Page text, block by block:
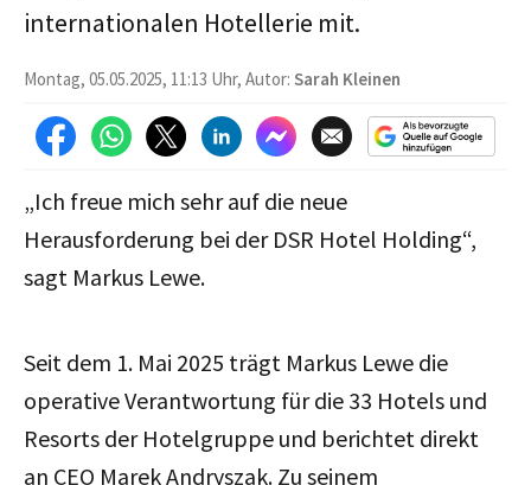
internationalen Hotellerie mit.
Montag, 05.05.2025, 11:13 Uhr, Autor: Sarah Kleinen
„Ich freue mich sehr auf die neue
Herausforderung bei der DSR Hotel Holding“,
sagt Markus Lewe.
Seit dem 1. Mai 2025 trägt Markus Lewe die
operative Verantwortung für die 33 Hotels und
Resorts der Hotelgruppe und berichtet direkt
an CEO Marek Andryszak. Zu seinem